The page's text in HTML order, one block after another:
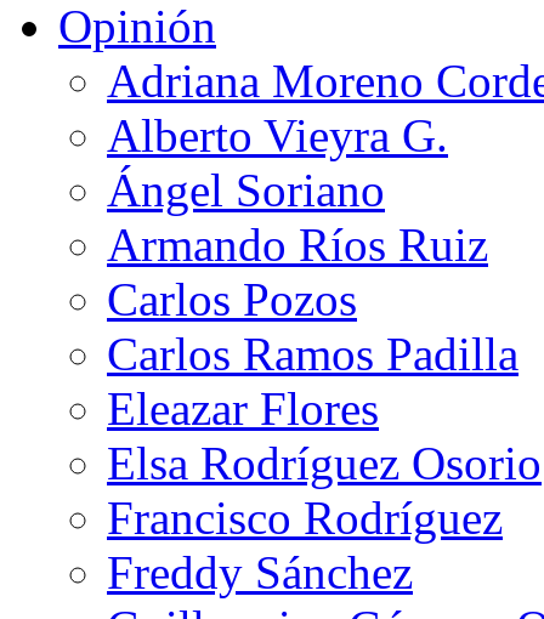
Opinión
Adriana Moreno
Alberto Vieyra G.
Ángel Soriano
Armando Ríos Ruiz
Carlos Pozos
Carlos Ramos Padilla
Eleazar Flores
Elsa Rodríguez Osorio
Francisco Rodríguez
Freddy Sánchez